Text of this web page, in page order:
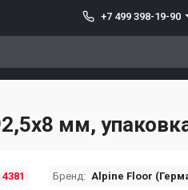
+7 499 398-19-90
мм,
4381 Бренд: Alpine Floor